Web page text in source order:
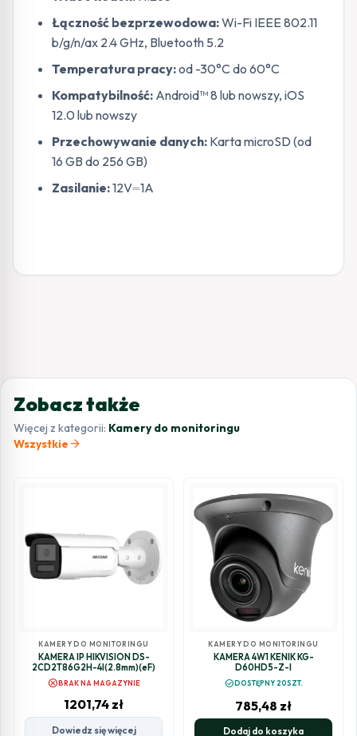
Łączność bezprzewodowa:Wi-Fi IEEE 802.11
b/g/n/ax 2.4 GHz, Bluetooth 5.2
Temperatura pracy:od -30°C do 60°C
Kompatybilność: Android™ 8 lub nowszy, iOS
12.0 lub nowszy
Przechowywanie danych: Karta microSD (od
16 GB do 256 GB)
Zasilanie:12V⎓1A
Zobacz także
Więcej z kategorii: Kamery do monitoringu
Wszystkie arrow_forward
KAMERY DO MONITORINGU
KAMERA IP HIKVISION DS-
2CD2T86G2H-4I(2.8mm)(eF)
cancelBRAK NA MAGAZYNIE
1201,74 zł
Dowiedz się więcej
KAMERY DO MONITORINGU
KAMERA 4W1 KENIK KG-
D60HD5-Z-I
check_circleDOSTĘPNY 20SZT.
785,48 zł
Dodaj do koszyka